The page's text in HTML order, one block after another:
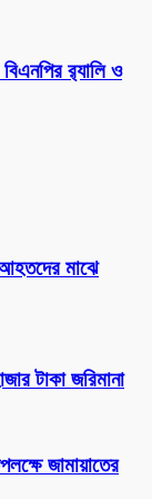
বিএনপির র‌্যালি ও
মাঝে
টাকা জরিমানা
জামায়াতের